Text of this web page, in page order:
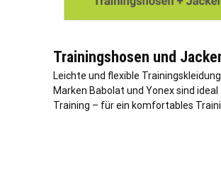
Trainingshosen und
Leichte und flexible
Marken Babolat und Yonex sind ideal
Training – für ein komfortables